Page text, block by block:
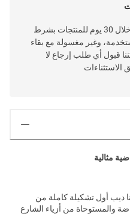
خدمة إرجاع سهلة وسريعة خلال 30 يوم للمنتجات بشرط
وغير مغسولة مع بقاء
قبول أي طلب إرجاع لا
ديب أول تشكيلة كاملة من
والمستوحاة من أزياء الشارع